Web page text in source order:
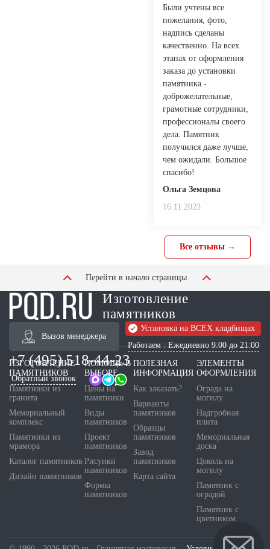
Были учтены все
пожелания, фото,
надпись сделаны
качественно. На всех
этапах от оформления
заказа до установки
памятника -
доброжелательные,
грамотные сотрудники,
профессионалы своего
дела. Памятник
получился даже лучше,
чем ожидали. Большое
спасибо!
Ольга Земцова
16.11.2023
Все отзывы →
Перейти в начало страницы
Изготовление
памятников
Вызов менеджера
Установка на ВСЕХ кладбищах
Работаем : Ежедневно 9:00 до 21:00
+7 (495) 518-44-23
Обратный звонок
ИЗГОТОВЛЕНИЕ
ПАМЯТНИКОВ
Памятники из
гранита
Мемориальный
комплекс
Памятники из
мрамора
Каталог памятников
Дизайн памятников
ПОМОЩЬ В
ВЫБОРЕ
Цены на
памятники
Виды
памятников
Проект
памятников
Рисунки
памятников
Формы
памятников
ПОЛЕЗНАЯ
ИНФОРМАЦИЯ
Как заказать?
Варианты
памятников
Образцы
памятников
Завод
памятников
Карта сайта
ЭЛЕМЕНТЫ
ОФОРМЛЕНИЯ
Ограда на
могилу
Надгробная
плита
Мемориальная
доска
Цоколь на
могилу
Памятник с
оградой
Памятник с
цветником